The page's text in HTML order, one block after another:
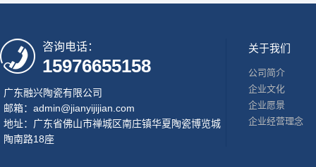
咨询电话：
15976655158
广东融兴陶瓷有限公司
邮箱：admin@jianyijijian.com
地址：广东省佛山市禅城区南庄镇华夏陶瓷博览城
陶南路18座
关于我们
公司简介
企业文化
企业愿景
企业经营理念